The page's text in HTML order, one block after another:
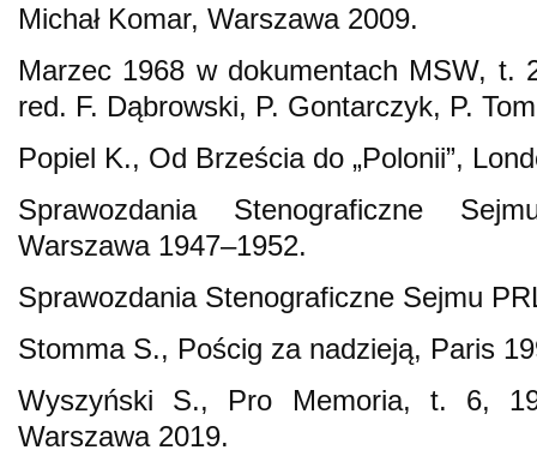
Michał Komar, Warszawa 2009.
Marzec 1968 w dokumentach MSW, t.
red. F. Dąbrowski, P. Gontarczyk, P.
Popiel K., Od Brześcia do „Polonii”,
Sprawozdania Stenograficzne
Warszawa 1947–1952.
Sprawozdania Stenograficzne Sejmu
Stomma S., Pościg za nadzieją, Paris
Wyszyński S., Pro Memoria, t. 6,
Warszawa 2019.